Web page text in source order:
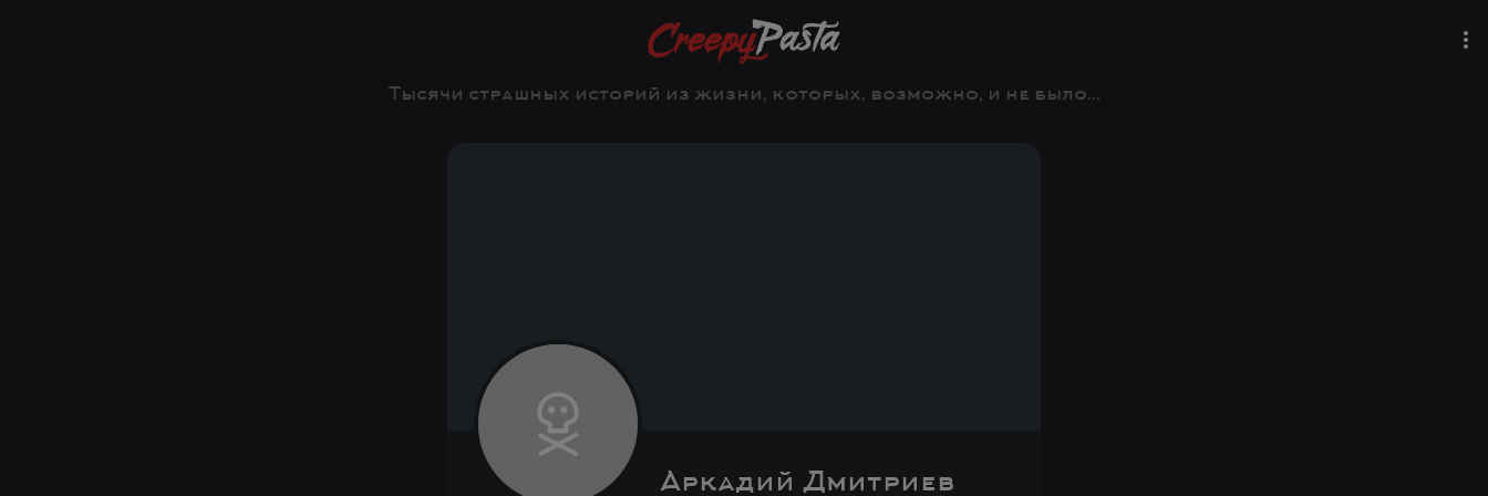
Тысячи страшных историй из жизни, которых, возможно, и не было...
Аркадий Дмитриев